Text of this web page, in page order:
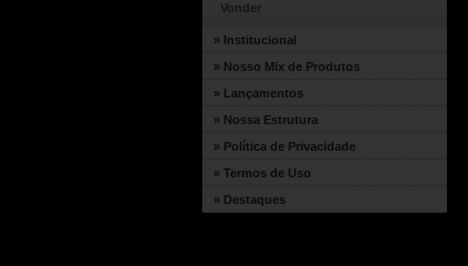
Vonder
» Institucional
» Nosso Mix de Produtos
» Lançamentos
» Nossa Estrutura
» Política de Privacidade
» Termos de Uso
» Destaques